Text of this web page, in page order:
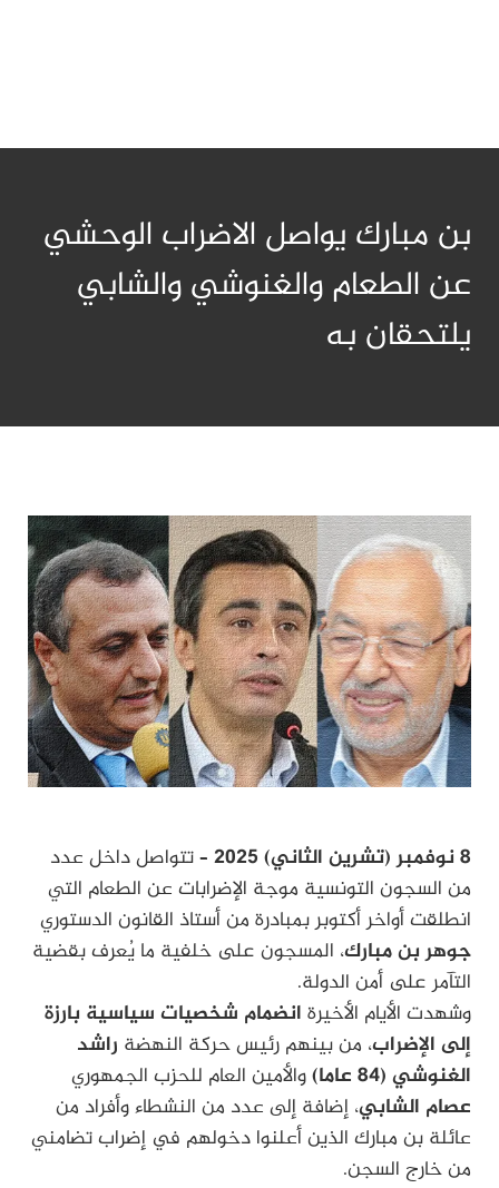
بن مبارك يواصل الاضراب الوحشي
عن الطعام والغنوشي والشابي
يلتحقان به
8 نوفمبر (تشرين الثاني) 2025 –
تتواصل داخل عدد
من السجون التونسية موجة الإضرابات عن الطعام التي
انطلقت أواخر أكتوبر بمبادرة من أستاذ القانون الدستوري
جوهر بن مبارك، المسجون على خلفية ما يُعرف بقضية
التآمر على أمن الدولة.
وشهدت الأيام الأخيرة انضمام شخصيات سياسية بارزة
إلى الإضراب، من بينهم رئيس حركة النهضة راشد
الغنوشي (84 عاما)
والأمين العام للحزب الجمهوري
عصام الشابي، إضافة إلى عدد من النشطاء وأفراد من
عائلة بن مبارك الذين أعلنوا دخولهم في إضراب تضامني
من خارج السجن.